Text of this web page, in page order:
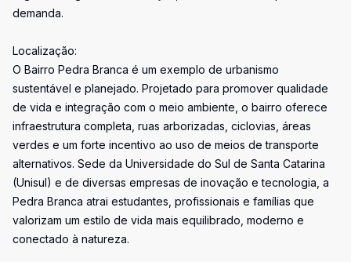
demanda.
Localização:
O Bairro Pedra Branca é um exemplo de urbanismo
sustentável e planejado. Projetado para promover qualidade
de vida e integração com o meio ambiente, o bairro oferece
infraestrutura completa, ruas arborizadas, ciclovias, áreas
verdes e um forte incentivo ao uso de meios de transporte
alternativos. Sede da Universidade do Sul de Santa Catarina
(Unisul) e de diversas empresas de inovação e tecnologia, a
Pedra Branca atrai estudantes, profissionais e famílias que
valorizam um estilo de vida mais equilibrado, moderno e
conectado à natureza.